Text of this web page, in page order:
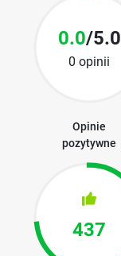
0.0/5.0
0 opinii
Opinie
pozytywne
437